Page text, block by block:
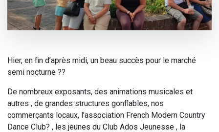
Hier, en fin d’après midi, un beau succès pour le marché
semi nocturne ??
De nombreux exposants, des animations musicales et
autres , de grandes structures gonflables, nos
commerçants locaux, l’association French Modern Country
Dance Club? , les jeunes du Club Ados Jeunesse , la